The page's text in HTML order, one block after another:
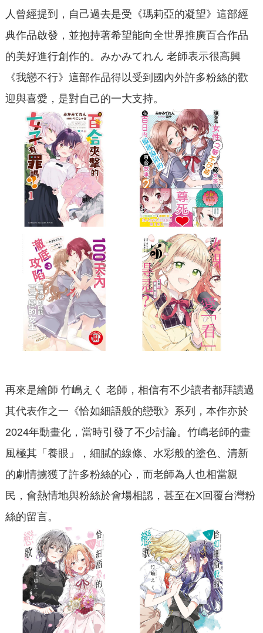
人曾經提到，自己過去是受《瑪莉亞的凝望》這部經
典作品啟發，並抱持著希望能向全世界推廣百合作品
的美好進行創作的。みかみてれん 老師表示很高興
《我戀不行》這部作品得以受到國內外許多粉絲的歡
迎與喜愛，是對自己的一大支持。
再來是繪師 竹嶋えく 老師，相信有不少讀者都拜讀過
其代表作之一《恰如細語般的戀歌》系列，本作亦於
2024年動畫化，當時引發了不少討論。竹嶋老師的畫
風極其「養眼」，細膩的線條、水彩般的塗色、清新
的劇情擄獲了許多粉絲的心，而老師為人也相當親
民，會熱情地與粉絲於會場相認，甚至在X回覆台灣粉
絲的留言。